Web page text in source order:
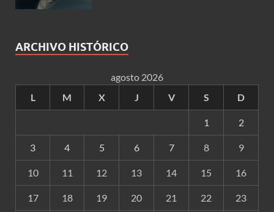
ARCHIVO HISTÓRICO
agosto 2026
L
M X J V S D
1 2
3 4 5 6 7 8 9
10 11 12 13 14 15 16
17 18 19 20 21 22 23